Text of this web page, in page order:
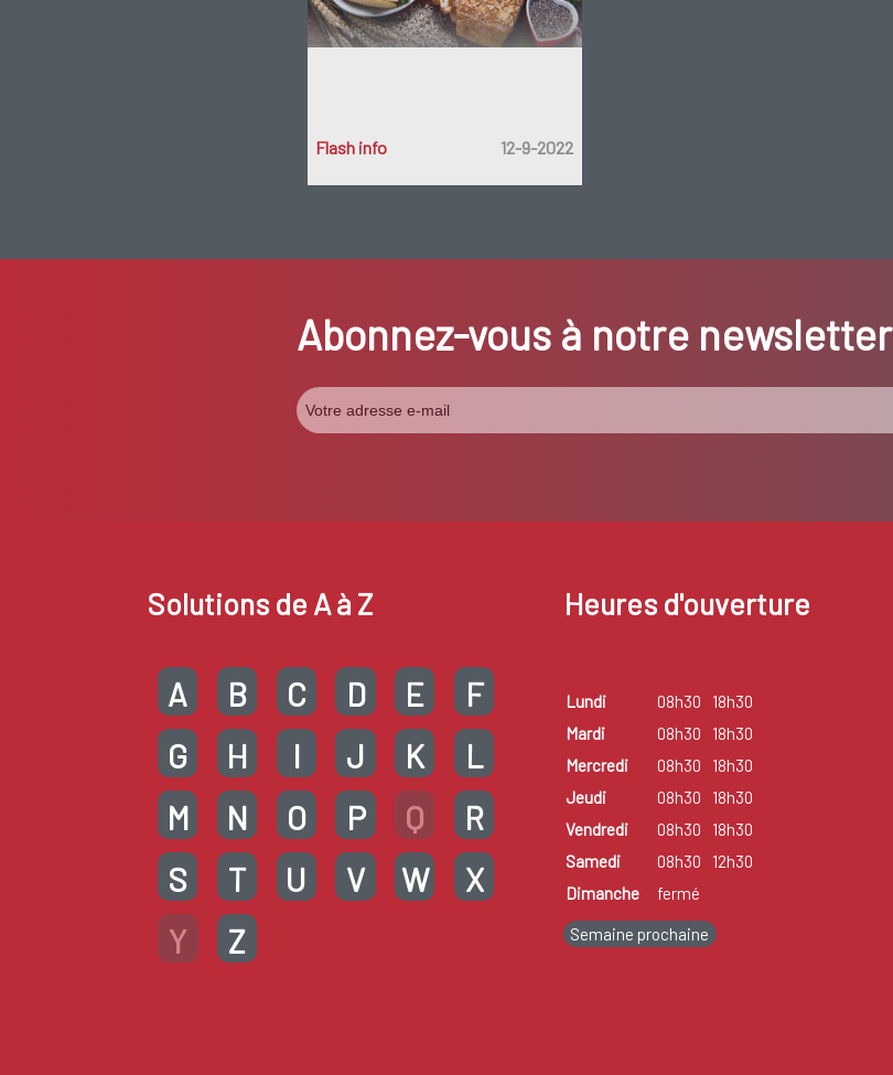
Flash info 12-9-2022
Abonnez-vous à notre newsletter
Solutions de A à Z
A B C D E
F
G
H I J K
L
M
N O P Q
R
S
T U V W
X
Y
Z
Heures d'ouverture
Lundi 08h30
18h30
Mardi
08h30
18h30
Mercredi
08h30
18h30
Jeudi
08h30
18h30
Vendredi
08h30
18h30
Samedi
08h30
12h30
Dimanche
fermé
Semaine prochaine